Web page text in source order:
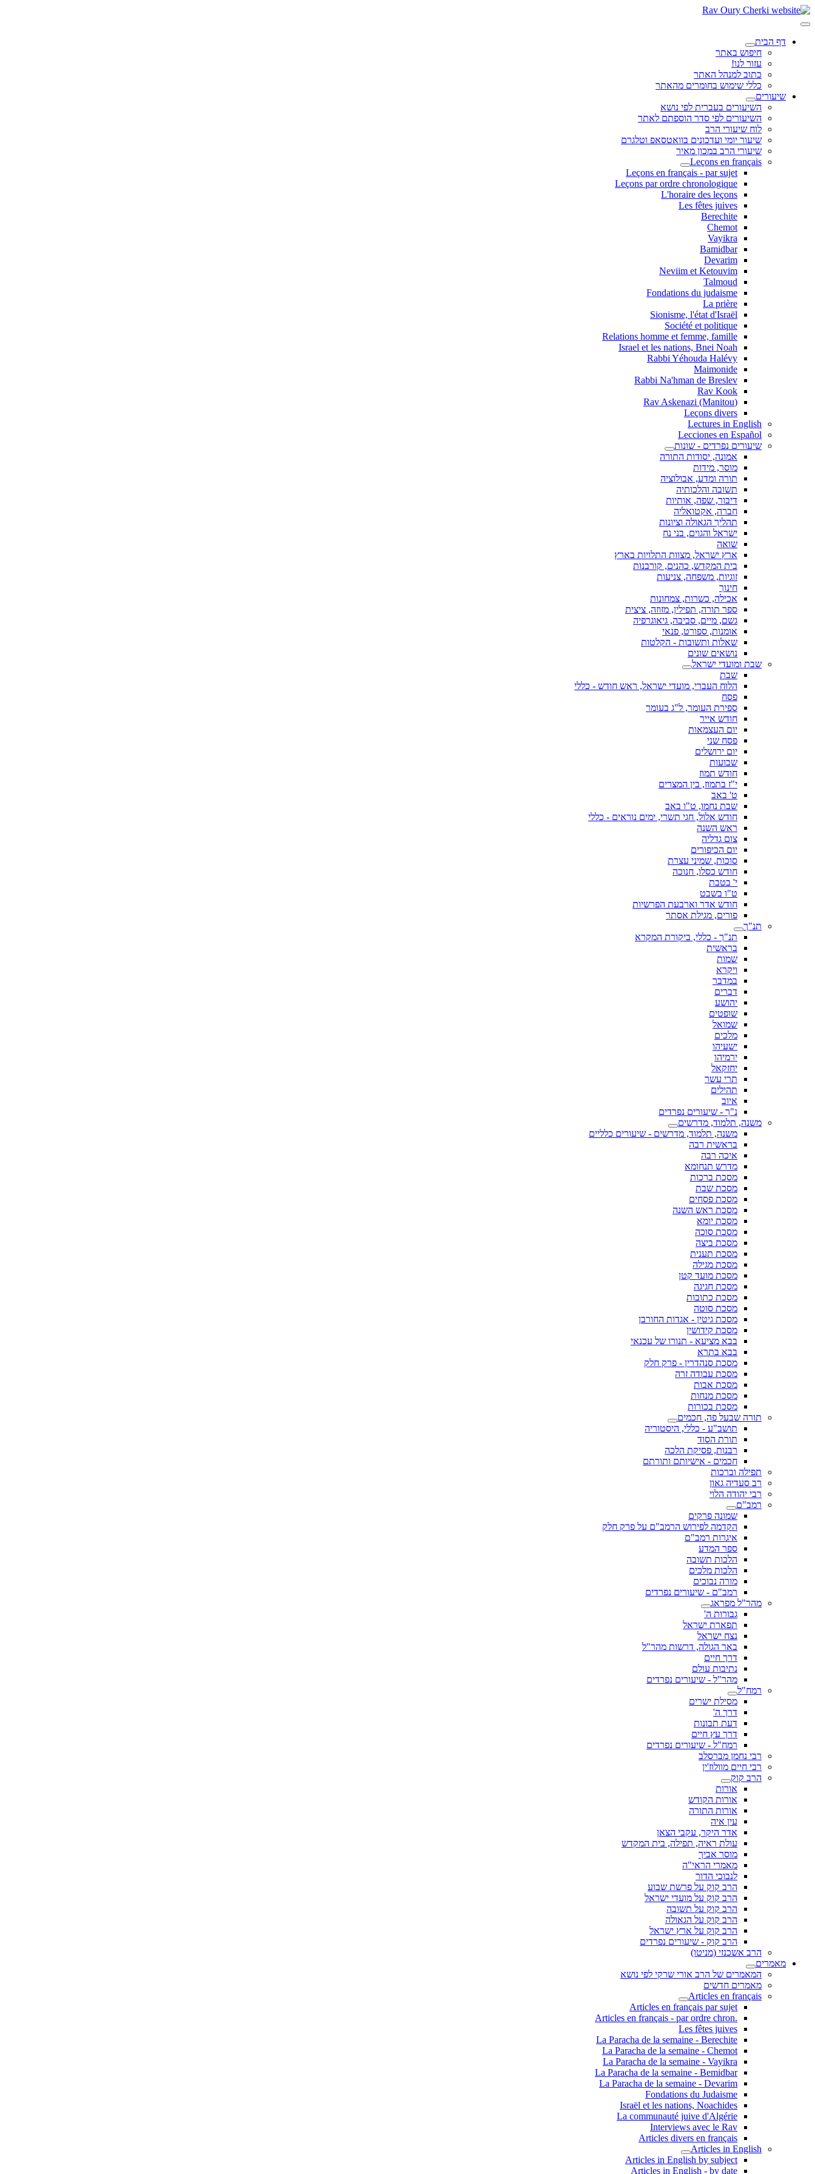
דף הבית
חיפוש באתר
עזור לנו!
כתוב למנהל האתר
כללי שימוש בחומרים מהאתר
שיעורים
השיעורים בעברית לפי נושא
השיעורים לפי סדר הוספתם לאתר
לוח שיעורי הרב
שיעור יומי ועדכונים בוואטסאפ וטלגרם
שיעורי הרב במכון מאיר
Leçons en français
Leçons en français - par sujet
Leçons par ordre chronologique
L'horaire des leçons
Les fêtes juives
Berechite
Chemot
Vayikra
Bamidbar
Devarim
Neviim et Ketouvim
Talmoud
Fondations du judaisme
La prière
Sionisme, l'état d'Israël
Société et politique
Relations homme et femme, famille
Israel et les nations, Bnei Noah
Rabbi Yéhouda Halévy
Maimonide
Rabbi Na'hman de Breslev
Rav Kook
(Rav Askenazi (Manitou
Leçons divers
Lectures in English
Lecciones en Español
שיעורים נפרדים - שונות
אמונה, יסודות התורה
מוסר, מידות
תורה ומדע, אבולוציה
תשובה והלכותיה
דיבור, שפה, אותיות
חברה, אקטואליה
תהליך הגאולה וציונות
ישראל והגוים, בני נח
שואה
ארץ ישראל, מצוות התלויות בארץ
בית המקדש, כהנים, קורבנות
זוגיות, משפחה, צניעות
חינוך
אכילה, כשרות, צמחונות
ספר תורה, תפילין, מזוזה, ציצית
גשם, מיים, סביבה, גיאוגרפיה
אומנות, ספורט, פנאי
שאלות ותשובות - הקלטות
נושאים שונים
שבת ומועדי ישראל
שבת
הלוח העברי, מועדי ישראל, ראש חודש - כללי
פסח
ספירת העומר, ל"ג בעומר
חודש אייר
יום העצמאות
פסח שני
יום ירושלים
שבועות
חודש תמוז
י"ז בתמוז, בין המצרים
ט' באב
שבת נחמו, ט"ו באב
חודש אלול, חגי תשרי, ימים נוראים - כללי
ראש השנה
צום גדליה
יום הכיפורים
סוכות, שמיני עצרת
חודש כסלו, חנוכה
י' בטבת
ט"ו בשבט
חודש אדר וארבעת הפרשיות
פורים, מגילת אסתר
תנ"ך
תנ"ך - כללי, ביקורת המקרא
בראשית
שמות
ויקרא
במדבר
דברים
יהושע
שופטים
שמואל
מלכים
ישעיהו
ירמיהו
יחזקאל
תרי עשר
תהילים
איוב
נ"ך - שיעורים נפרדים
משנה, תלמוד, מדרשים
משנה, תלמוד, מדרשים - שיעורים כלליים
בראשית רבה
איכה רבה
מדרש תנחומא
מסכת ברכות
מסכת שבת
מסכת פסחים
מסכת ראש השנה
מסכת יומא
מסכת סוכה
מסכת ביצה
מסכת תענית
מסכת מגילה
מסכת מועד קטן
מסכת חגיגה
מסכת כתובות
מסכת סוטה
מסכת גיטין - אגדות החורבן
מסכת קידושין
בבא מציעא - תנורו של עכנאי
בבא בתרא
מסכת סנהדרין - פרק חלק
מסכת עבודה זרה
מסכת אבות
מסכת מנחות
מסכת בכורות
תורה שבעל פה, חכמים
תושב"ע - כללי, היסטוריה
תורת הסוד
רבנות, פסיקת הלכה
חכמים - אישיותם ותורתם
תפילה וברכות
רב סעדיה גאון
רבי יהודה הלוי
רמב"ם
שמונה פרקים
הקדמה לפירוש הרמב"ם על פרק חלק
איגרות רמב"ם
ספר המדע
הלכות תשובה
הלכות מלכים
מורה נבוכים
רמב"ם - שיעורים נפרדים
מהר"ל מפראג
גבורות ה'
תפארת ישראל
נצח ישראל
באר הגולה, דרשות מהר"ל
דרך חיים
נתיבות עולם
מהר"ל - שיעורים נפרדים
רמח"ל
מסילת ישרים
דרך ה'
דעת תבונות
דרך עץ חיים
רמח"ל - שיעורים נפרדים
רבי נחמן מברסלב
רבי חיים מוולוז'ין
הרב קוק
אורות
אורות הקודש
אורות התורה
עין איה
אדר היקר, עקבי הצאן
עולת ראיה, תפילה, בית המקדש
מוסר אביך
מאמרי הראי"ה
לנבוכי הדור
הרב קוק על פרשת שבוע
הרב קוק על מועדי ישראל
הרב קוק על תשובה
הרב קוק על הגאולה
הרב קוק על ארץ ישראל
הרב קוק - שיעורים נפרדים
הרב אשכנזי (מניטו)
מאמרים
המאמרים של הרב אורי שרקי לפי נושא
מאמרים חדשים
Articles en français
Articles en français par sujet
.Articles en français - par ordre chron
Les fêtes juives
La Paracha de la semaine - Berechite
La Paracha de la semaine - Chemot
La Paracha de la semaine - Vayikra
La Paracha de la semaine - Bemidbar
La Paracha de la semaine - Devarim
Fondations du Judaisme
Israël et les nations, Noachides
La communauté juive d'Algérie
Interviews avec le Rav
Articles divers en français
Articles in English
Articles in English by subject
Articles in English - by date